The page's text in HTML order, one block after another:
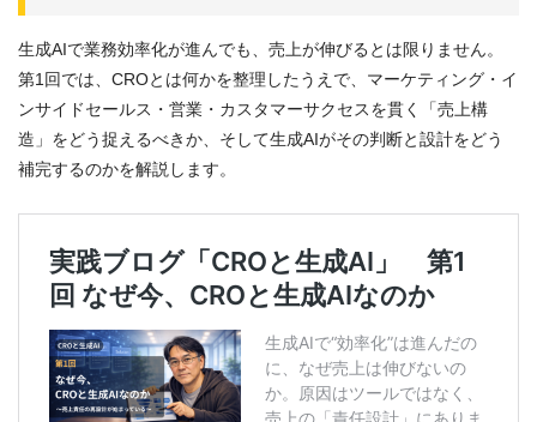
生成AIで業務効率化が進んでも、売上が伸びるとは限りません。
第1回では、CROとは何かを整理したうえで、マーケティング・イ
ンサイドセールス・営業・カスタマーサクセスを貫く「売上構
造」をどう捉えるべきか、そして生成AIがその判断と設計をどう
補完するのかを解説します。